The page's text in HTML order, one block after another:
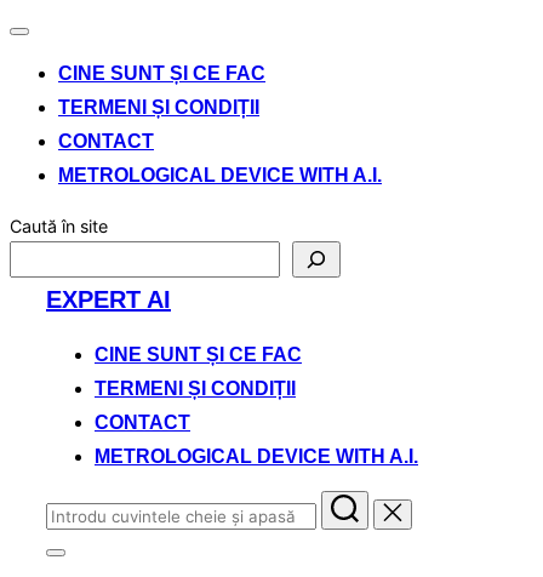
Comută
CINE SUNT ȘI CE FAC
TERMENI ȘI CONDIȚII
CONTACT
METROLOGICAL DEVICE WITH A.I.
Caută în site
EXPERT AI
CINE SUNT ȘI CE FAC
TERMENI ȘI CONDIȚII
CONTACT
METROLOGICAL DEVICE WITH A.I.
Caută
după:
Comută